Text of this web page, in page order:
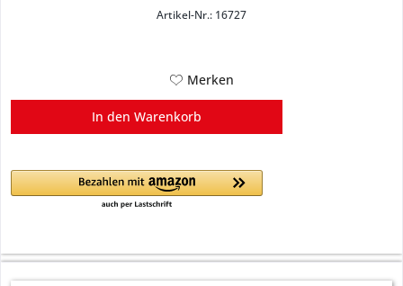
Artikel-Nr.: 16727
Merken
In den Warenkorb